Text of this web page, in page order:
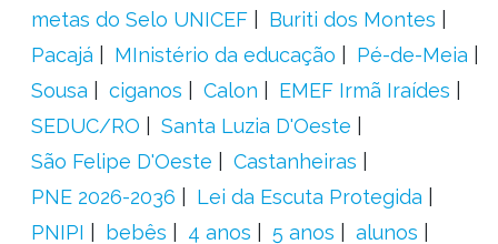
metas do Selo UNICEF
Buriti dos Montes
Pacajá
MInistério da educação
Pé-de-Meia
Sousa
ciganos Calon
EMEF Irmã Iraídes
SEDUC/RO
Santa Luzia D'Oeste
São Felipe D'Oeste
Castanheiras
PNE 2026-2036
Lei da Escuta Protegida
PNIPI
bebês 4 anos 5 anos
alunos